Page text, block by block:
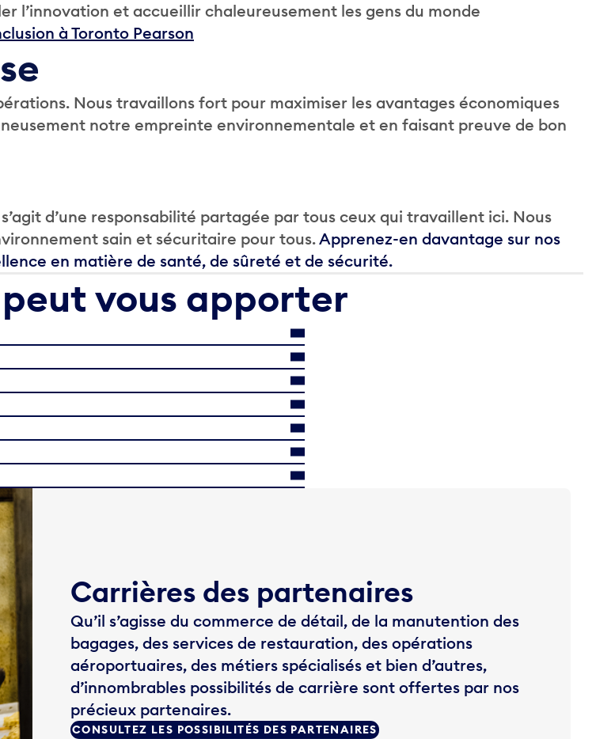
l’innovation et accueillir chaleureusement les gens du monde
à Toronto Pearson
Nous travaillons fort pour maximiser les avantages économiques
notre empreinte environnementale et en faisant preuve de bon
d’une responsabilité partagée par tous ceux qui travaillent ici. Nous
sain et sécuritaire pour tous.Apprenez-en davantage sur nos
en matière de santé, de sûreté et de sécurité.
vous apporter
Carrières des partenaires
Qu’il s’agisse du commerce de détail, de la manutention des
bagages, des services de restauration, des opérations
aéroportuaires, des métiers spécialisés et bien d’autres,
d’innombrables possibilités de carrière sont offertes par nos
précieux partenaires.
CONSULTEZ LES POSSIBILITÉS DES PARTENAIRES